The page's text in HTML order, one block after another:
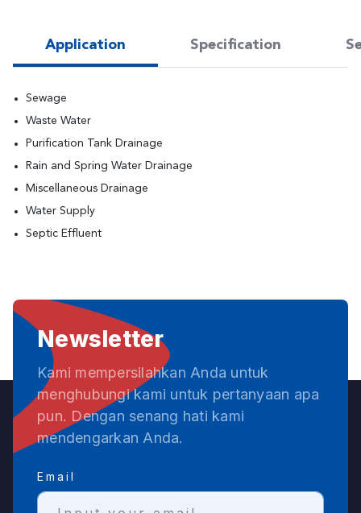
Application Specification
Sewage
Waste Water
Purification Tank Drainage
Rain and Spring Water Drainage
Miscellaneous Drainage
Water Supply
Septic Effluent
Newsletter
Kami mempersilahkan Anda untuk
menghubungi kami untuk pertanyaan apa
pun. Dengan senang hati kami
mendengarkan Anda.
Email